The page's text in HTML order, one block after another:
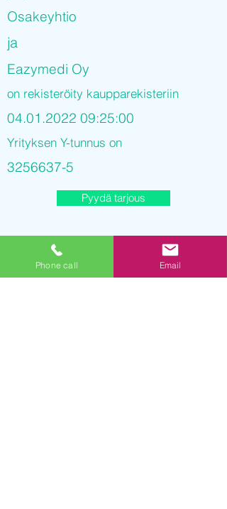
Osakeyhtio
ja
Eazymedi Oy
on rekisteröity kaupparekisteriin
04.01.2022 09:25:00
Yrityksen Y-tunnus on
3256637-5
Pyydä tarjous
Phone call Email